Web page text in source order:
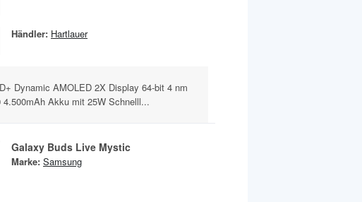
Händler: Hartlauer
Dynamic AMOLED 2X Display 64-bit 4 nm
Akku mit 25W Schnelll...
Galaxy Buds Live Mystic
Marke: Samsung